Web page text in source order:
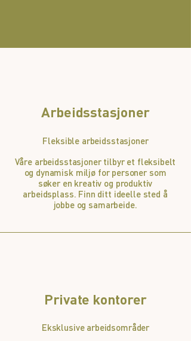
Arbeidsstasjoner
Fleksible arbeidsstasjoner
Våre arbeidsstasjoner tilbyr et fleksibelt
og dynamisk miljø for personer som
søker en kreativ og produktiv
arbeidsplass. Finn ditt ideelle sted å
jobbe og samarbeide.
Private kontorer
Eksklusive arbeidsområder